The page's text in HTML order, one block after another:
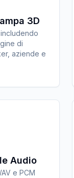
3D
di
aziende e
Audio
e PCM